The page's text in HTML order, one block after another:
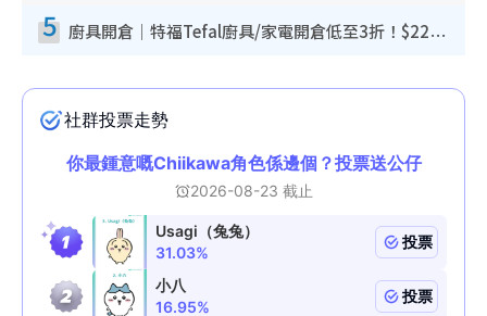
5 廚具開倉｜特福Tefal廚具/家電開倉低至3折！$220起買平底鍋/炒鑊/湯煲！電飯煲/吸塵機/燙斗$418起